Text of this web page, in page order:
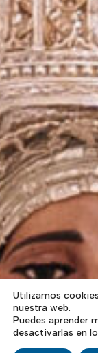
Utilizamos
nuestra web.
Puedes aprender
desactivarlas en